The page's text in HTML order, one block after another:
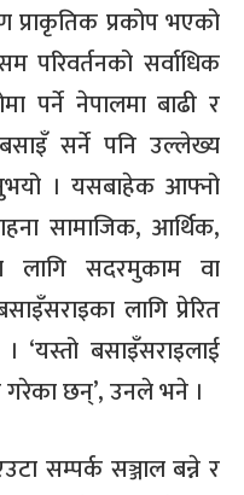
प्राकृतिक प्रकोप भएको
परिवर्तनको सर्वाधिक
पर्ने नेपालमा बाढी र
सर्ने पनि उल्लेख्य
। यसबाहेक आफ्नो
सामाजिक, आर्थिक,
लागि सदरमुकाम वा
लागि प्रेरित
‘यस्तो बसाइँसराइलाई
गरेका छन्’, उनले भने ।
सम्पर्क सञ्जाल बन्ने र